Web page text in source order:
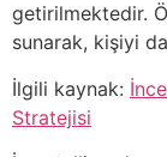
getirilmektedir.
sunarak, kişiyi
İlgili kaynak:
Stratejisi